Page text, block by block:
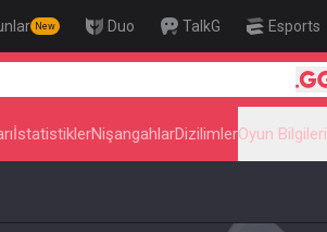
New Duo TalkG Esports
İstatistiklerNişangahlarDizilimlerOyun Bilgileri